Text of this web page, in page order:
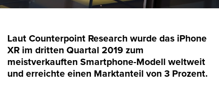
Laut Counterpoint Research wurde das iPhone
XR im dritten Quartal 2019 zum
meistverkauften Smartphone-Modell weltweit
und erreichte einen Marktanteil von 3 Prozent.